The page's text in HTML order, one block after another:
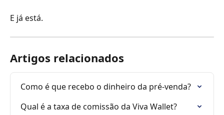
E já está.
Artigos relacionados
Como é que recebo o dinheiro da pré-venda?
Qual é a taxa de comissão da Viva Wallet?